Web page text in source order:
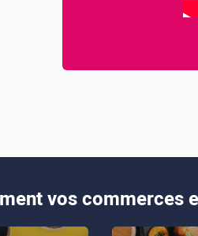
vos commerces